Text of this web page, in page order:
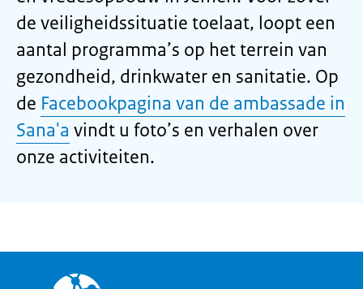
de veiligheidssituatie toelaat, loopt een
aantal programma’s op het terrein van
gezondheid, drinkwater en sanitatie. Op
de Facebookpagina van de ambassade in
Sana'a vindt u foto’s en verhalen over
onze activiteiten.